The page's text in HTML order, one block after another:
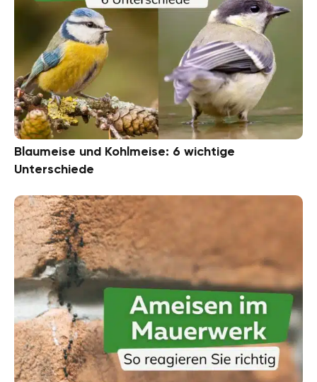
Blaumeise und Kohlmeise: 6 wichtige
Unterschiede